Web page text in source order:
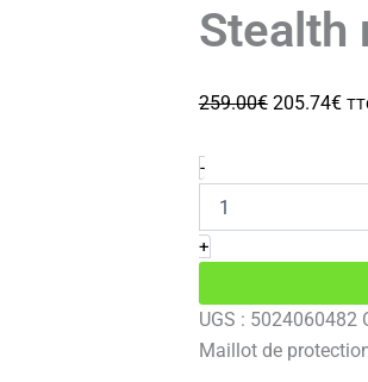
Stealth
259.00€ Le
259.00€.
205.74€Le
-quantité
de
Maillot
de
protection
ReaFlex
Stealth
noir
+
UGS : 5024060482
Maillot de